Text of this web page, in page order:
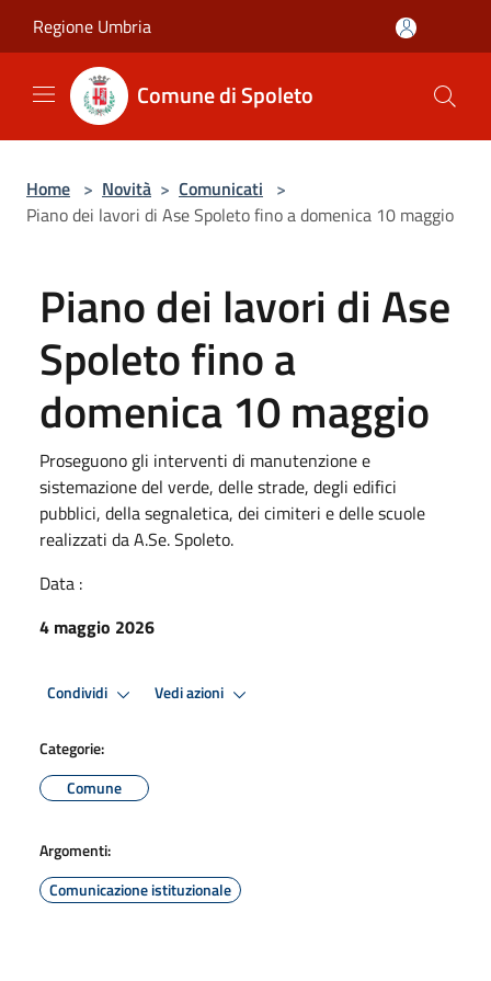
Regione Umbria
Comune di Spoleto
Home > Novità > Comunicati >
Piano dei lavori di Ase Spoleto fino a domenica 10 maggio
Piano dei lavori di Ase
Spoleto fino a
domenica 10 maggio
Proseguono gli interventi di manutenzione e
sistemazione del verde, delle strade, degli edifici
pubblici, della segnaletica, dei cimiteri e delle scuole
realizzati da A.Se. Spoleto.
Data :
4 maggio 2026
Condividi Vedi azioni
Categorie:
Comune
Argomenti:
Comunicazione istituzionale